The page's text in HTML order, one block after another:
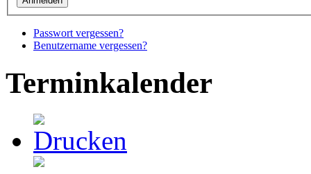
Passwort vergessen?
Benutzername vergessen?
Terminkalender